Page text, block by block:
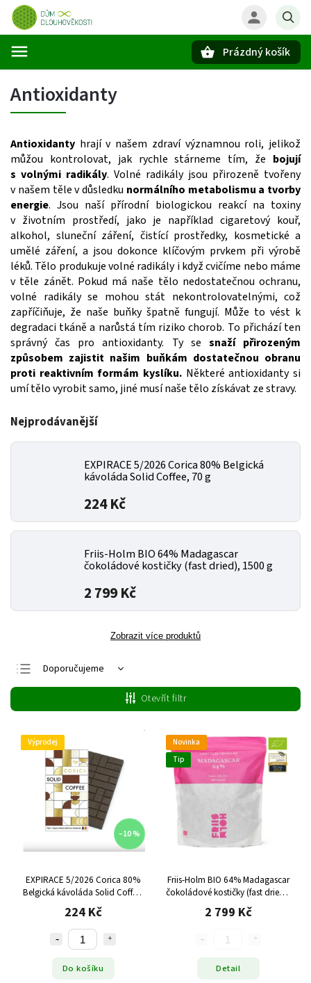
Prázdný košík
Antioxidanty
Antioxidanty hrají v našem zdraví významnou roli, jelikož
můžou kontrolovat, jak rychle stárneme tím, že bojují
s volnými radikály. Volné radikály jsou přirozeně tvořeny
v našem těle v důsledku normálního metabolismu a tvorby
energie. Jsou naší přírodní biologickou reakcí na toxiny
v životním prostředí, jako je například cigaretový kouř,
alkohol, sluneční záření, čistící prostředky, kosmetické a
umělé záření, a jsou dokonce klíčovým prvkem při výrobě
léků. Tělo produkuje volné radikály i když cvičíme nebo máme
v těle zánět. Pokud má naše tělo nedostatečnou ochranu,
volné radikály se mohou stát nekontrolovatelnými, což
zapříčiňuje, že naše buňky špatně fungují. Může to vést k
degradaci tkáně a narůstá tím riziko chorob. To přichází ten
správný čas pro antioxidanty. Ty se snaží přirozeným
způsobem zajistit našim buňkám dostatečnou obranu
proti reaktivním formám kyslíku. Některé antioxidanty si
umí tělo vyrobit samo, jiné musí naše tělo získávat ze stravy.
Nejprodávanější
EXPIRACE 5/2026 Corica 80% Belgická
kávoláda Solid Coffee, 70 g
224 Kč
Friis-Holm BIO 64% Madagascar
čokoládové kostičky (fast dried), 1500 g
2 799 Kč
Zobrazit více produktů
Doporučujeme
Nejlevnější
Nejdražší
Nejprodávanější
Abecedně
Otevřít filtr
Výprodej
–10 %
EXPIRACE 5/2026 Corica 80%
Belgická kávoláda Solid Coffee,
70 g
224 Kč
Do košíku
Novinka
Tip
Friis-Holm BIO 64% Madagascar
čokoládové kostičky (fast dried),
1500 g
2 799 Kč
Detail